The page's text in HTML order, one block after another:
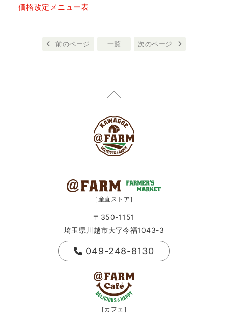
価格改定メニュー表
前のページ 一覧 次のページ
［産直ストア］
〒350-1151
埼玉県川越市大字今福1043-3
049-248-8130
［カフェ］